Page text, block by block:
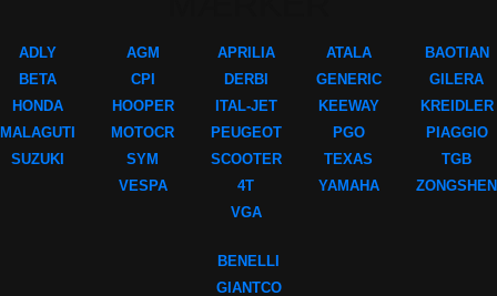
ADLY
BETA
HONDA
MALAGUTI
SUZUKI
AGM
CPI
HOOPER
MOTOCR
SYM
VESPA
APRILIA
DERBI
ITAL-JET
PEUGEOT
SCOOTER
4T
VGA
ATALA
GENERIC
KEEWAY
PGO
TEXAS
YAMAHA
BAOTIAN
GILERA
KREIDLER
PIAGGIO
TGB
ZONGSHEN
BENELLI
GIANTCO